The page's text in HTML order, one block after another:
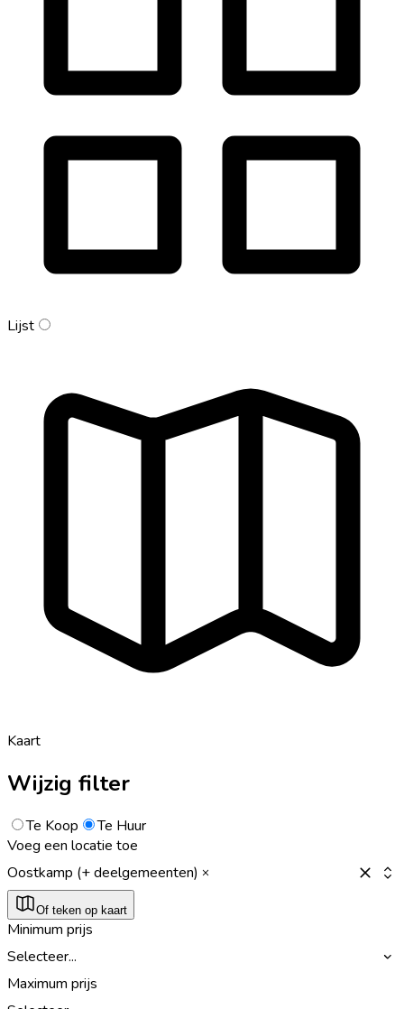
Lijst
Kaart
Wijzig filter
Te Koop
Te Huur
Voeg een locatie toe
Oostkamp (+ deelgemeenten)
Of teken op kaart
Minimum prijs
Selecteer...
Maximum prijs